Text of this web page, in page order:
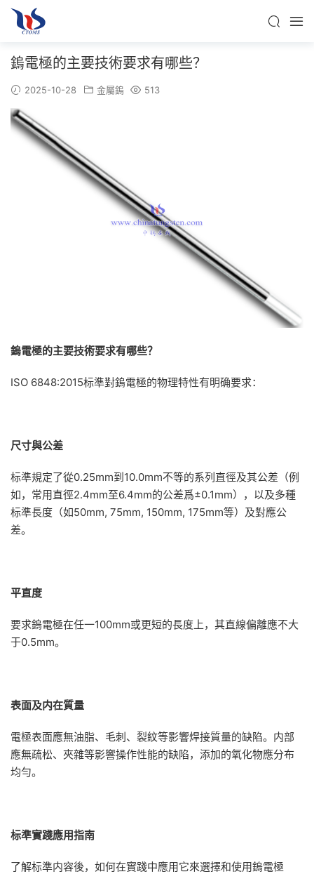
鎢電極的主要技術要求有哪些？
2025-10-28 金屬鎢 513
鎢電極的主要技術要求有哪些？
ISO 6848:2015标準對鎢電極的物理特性有明确要求：
尺寸與公差
标準規定了從0.25mm到10.0mm不等的系列直徑及其公差（例
如，常用直徑2.4mm至6.4mm的公差爲±0.1mm），以及多種
标準長度（如50mm, 75mm, 150mm, 175mm等）及對應公
差。
平直度
要求鎢電極在任一100mm或更短的長度上，其直線偏離應不大
于0.5mm。
表面及内在質量
電極表面應無油脂、毛刺、裂紋等影響焊接質量的缺陷。内部
應無疏松、夾雜等影響操作性能的缺陷，添加的氧化物應分布
均勻。
标準實踐應用指南
了解标準内容後，如何在實踐中應用它來選擇和使用鎢電極